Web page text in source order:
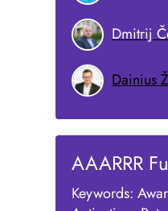
Dmitrij
Dainius
AAARRR
Keywords: